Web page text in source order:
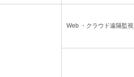
Web ・クラウド遠隔監視